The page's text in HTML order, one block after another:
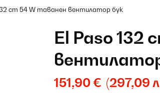
cm 54 W таванен вентилатор бук
El Paso 132
151,90 € (297,09